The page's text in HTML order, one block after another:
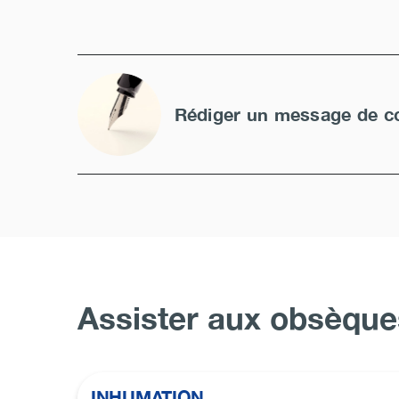
Rédiger un message de
Assister aux